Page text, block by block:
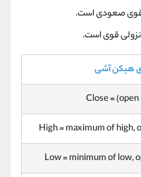
قوی صعودی است.
نزولی قوی است.
هیکن آشی
Close =
High = maximum of high,
Low = minimum of low,